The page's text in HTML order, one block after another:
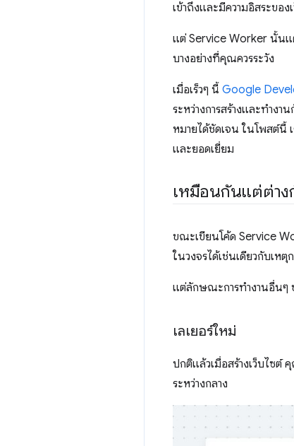
เข้าถึงและมีความอิสระของ
แต่ Service Worker นั้นแ
บางอย่างที่คุณควรระวัง
เมื่อเร็วๆ นี้ Google
ระหว่างการสร้างและทำ
หมายได้ชัดเจน ในโพสต์นี้
และยอดเยี่ยม
เหมือนกันแต่ต่า
ขณะเขียนโค้ด Service
ในวงจรได้เช่นเดียวกับเห
แต่ลักษณะการทํางานอื่นๆ
เลเยอร์ใหม่
ปกติแล้วเมื่อสร้างเว็บไซต์
ระหว่างกลาง